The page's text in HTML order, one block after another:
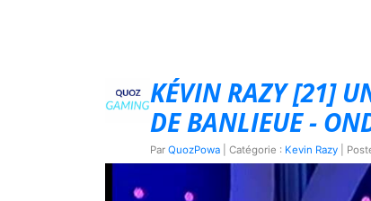
KÉVIN RAZY [21]
DE BANLIEUE -
Par QuozPowa | Catégorie : Kevin Razy |